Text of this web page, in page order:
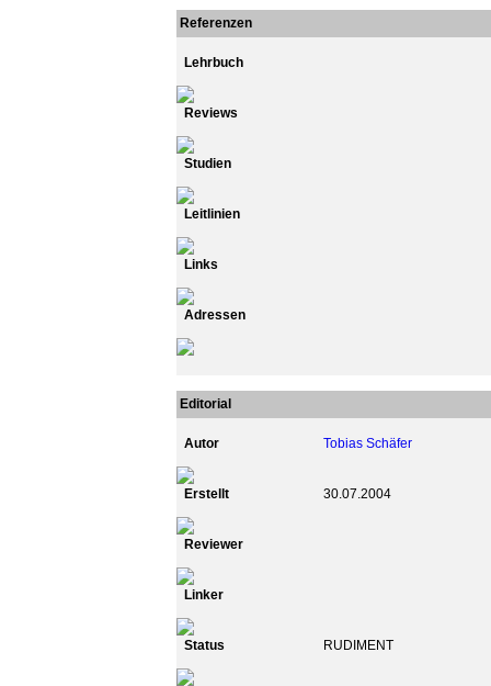
Referenzen
Lehrbuch
Reviews
Studien
Leitlinien
Links
Adressen
Editorial
Autor Tobias Schäfer
Erstellt 30.07.2004
Reviewer
Linker
Status RUDIMENT